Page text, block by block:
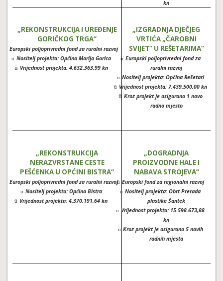
kn
„REKONSTRUKCIJA I UREĐENJE
GORIČKOG TRGA“
Europski poljoprivredni fond za ruralni razvoj
ü Nositelj projekta: Općina Marija Gorica
ü Vrijednost projekta: 4.632.363,99 kn
„IZGRADNJA DJEČJEG
VRTIĆA „ČAROBNI
SVIJET“ U REŠETARIMA“
ü Europski poljoprivredni fond za
ruralni razvoj
ü Nositelj projekta: Općina Rešetari
ü Vrijednost projekta: 7.439.500,00 kn
ü Kroz projekt je osigurano 1 novo
radno mjesto
„REKONSTRUKCIJA
NERAZVRSTANE CESTE
PEŠĆENKA U OPĆINI BISTRA“
Europski poljoprivredni fond za ruralni razvoj
ü Nositelj projekta: Općina Bistra
ü Vrijednost projekta: 4.370.191,64 kn
„DOGRADNJA
PROIZVODNE HALE I
NABAVA STROJEVA“
ü Europski fond za regionalni razvoj
ü Nositelj projekta: Obrt Prerada
plastike Šantek
ü Vrijednost projekta: 15.598.673,88
kn
ü Kroz projekt je osigurano 5 novih
radnih mjesta